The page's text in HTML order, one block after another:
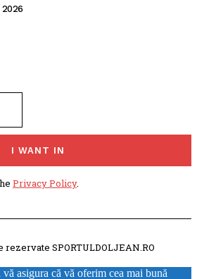
2026
I WANT IN
Privacy Policy.
SPORTULDOLJEAN.RO
asigura că vă oferim cea mai bună